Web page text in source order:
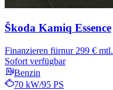
Škoda Kamiq Essence
Finanzieren fürnur 299 € mtl.
Sofort verfügbar
Benzin
70 kW/95 PS